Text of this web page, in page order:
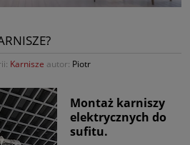
Karnisze autor: Piotr
Montaż karniszy
elektrycznych do
sufitu.